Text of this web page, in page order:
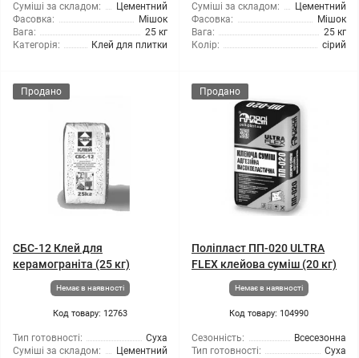
Суміші за складом:
Цементний
Фасовка:
Мішок
Вага:
25 кг
Категорія:
Клей для плитки
Суміші за складом:
Цементний
Фасовка:
Мішок
Вага:
25 кг
Колір:
сірий
Продано
СБС-12 Клей для
керамограніта (25 кг)
Немає в наявності
Код товару: 12763
Тип готовності:
Суха
Суміші за складом:
Цементний
Продано
Поліпласт ПП-020 ULTRA
FLEX клейова суміш (20 кг)
Немає в наявності
Код товару: 104990
Сезонність:
Всесезонна
Тип готовності:
Суха